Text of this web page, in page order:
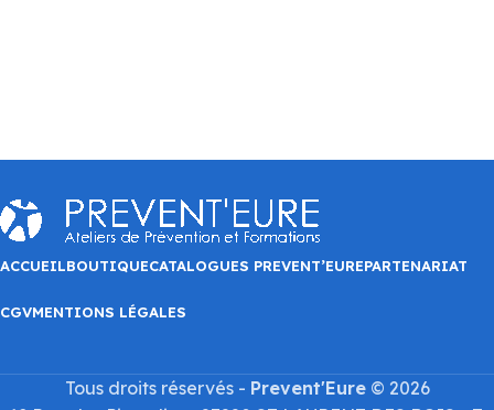
ACCUEILBOUTIQUECATALOGUES PREVENT’EUREPARTENARIAT
CGVMENTIONS LÉGALES
Tous droits réservés - Prevent'Eure© 2026